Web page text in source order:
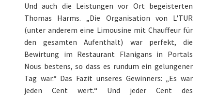
Und auch die Leistungen vor Ort begeisterten
Thomas Harms. „Die Organisation von L'TUR
(unter anderem eine Limousine mit Chauffeur für
den gesamten Aufenthalt) war perfekt, die
Bewirtung im Restaurant Flanigans in Portals
Nous bestens, so dass es rundum ein gelungener
Tag war.“ Das Fazit unseres Gewinners: „Es war
jeden Cent wert.“ Und jeder Cent des